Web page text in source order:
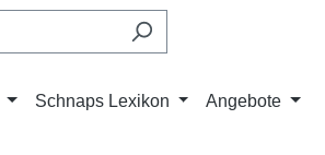
Schnaps Lexikon Angebote